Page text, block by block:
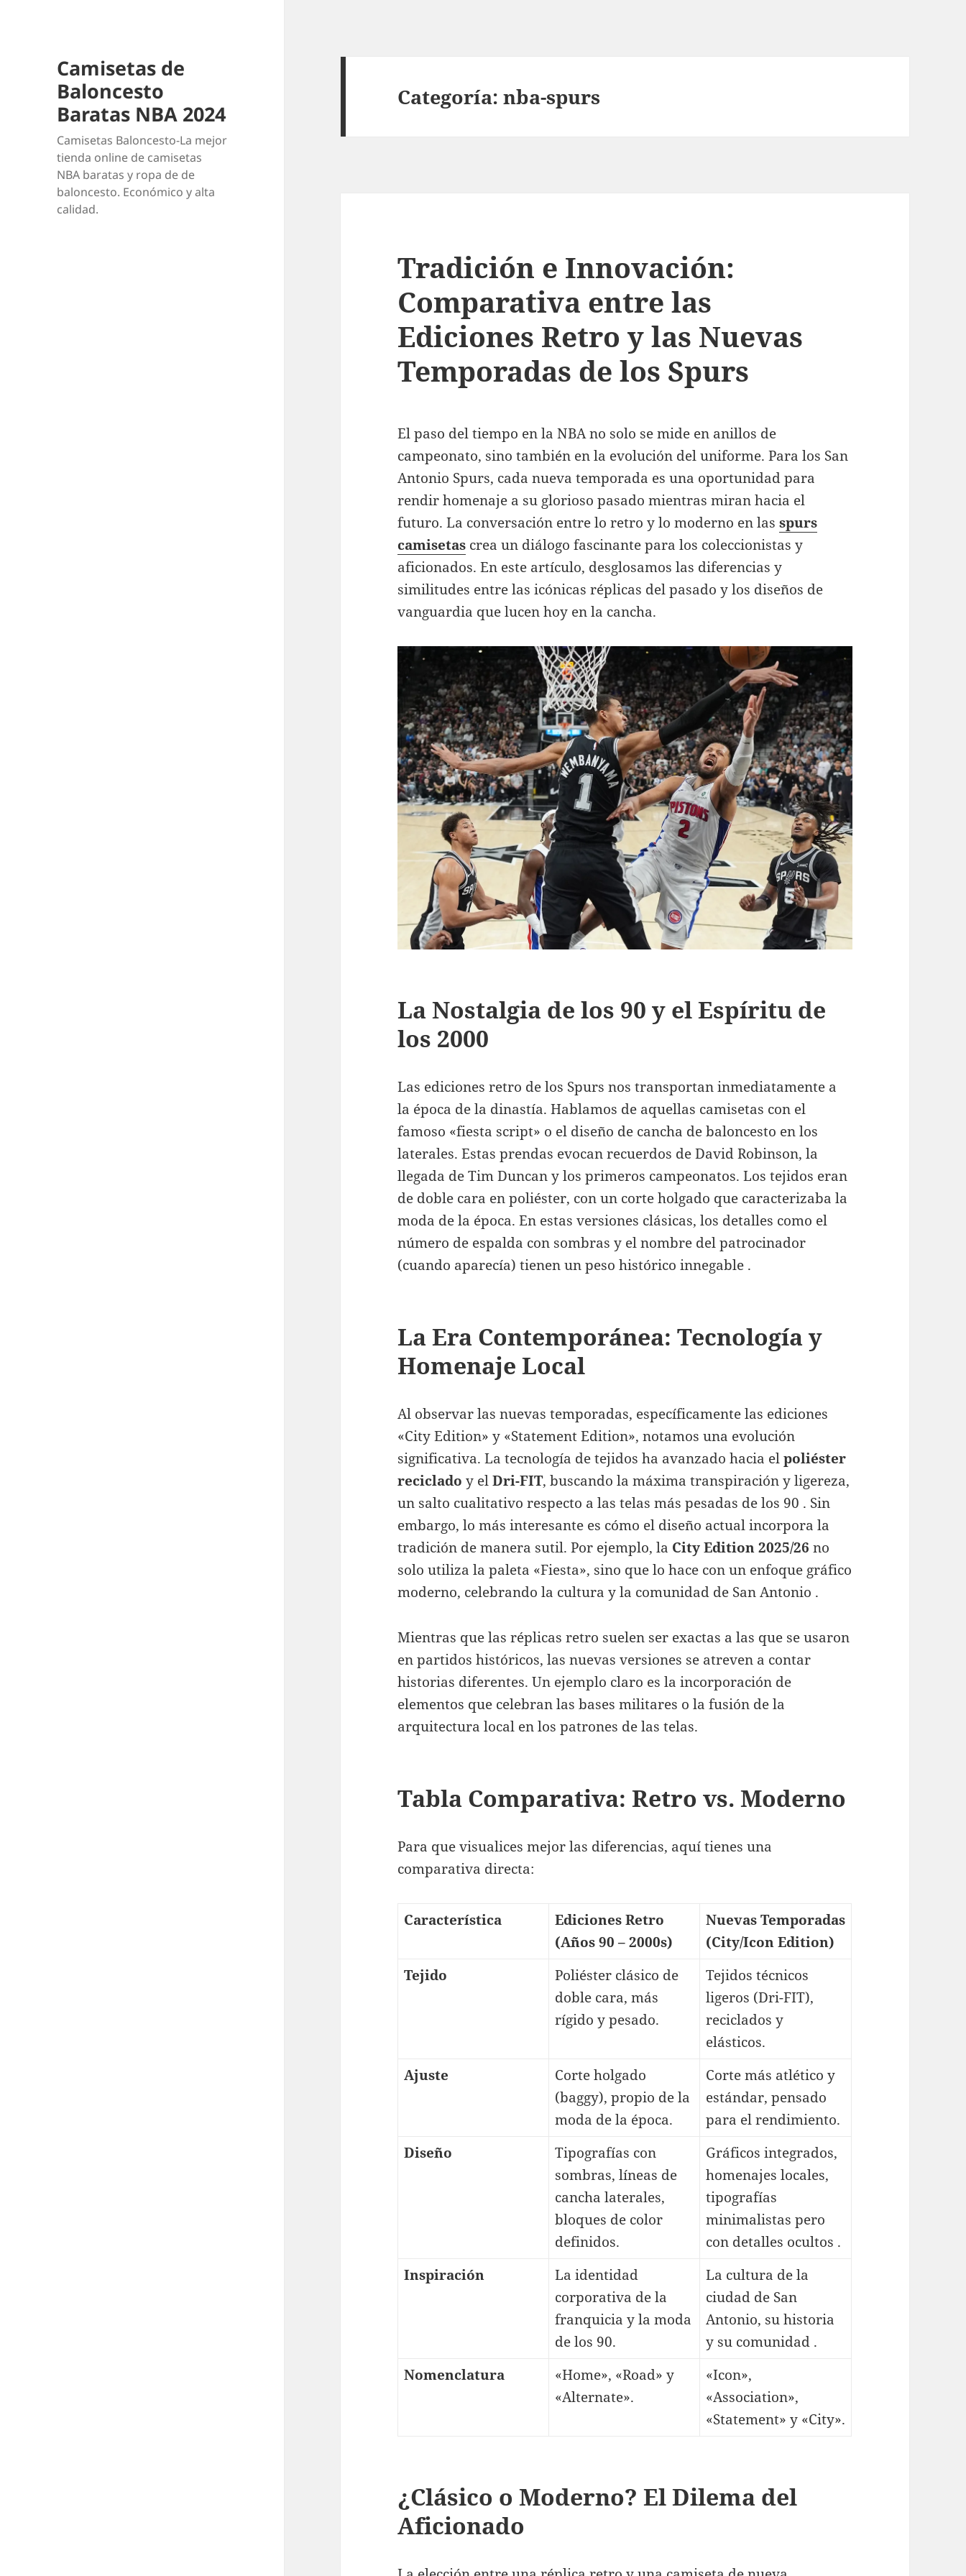
Camisetas de
Baloncesto
Baratas NBA 2024
Camisetas Baloncesto-La mejor
tienda online de camisetas
NBA baratas y ropa de de
baloncesto. Económico y alta
calidad.
Categoría:nba-spurs
Tradición e Innovación:
Comparativa entre las
Ediciones Retro y las Nuevas
Temporadas de los Spurs
El paso del tiempo en la NBA no solo se mide en anillos de
campeonato, sino también en la evolución del uniforme. Para los San
Antonio Spurs, cada nueva temporada es una oportunidad para
rendir homenaje a su glorioso pasado mientras miran hacia el
futuro. La conversación entre lo retro y lo moderno en lasspurs
camisetas crea un diálogo fascinante para los coleccionistas y
aficionados. En este artículo, desglosamos las diferencias y
similitudes entre las icónicas réplicas del pasado y los diseños de
vanguardia que lucen hoy en la cancha.
La Nostalgia de los 90 y el Espíritu de
los 2000
Las ediciones retro de los Spurs nos transportan inmediatamente a
la época de la dinastía. Hablamos de aquellas camisetas con el
famoso «fiesta script» o el diseño de cancha de baloncesto en los
laterales. Estas prendas evocan recuerdos de David Robinson, la
llegada de Tim Duncan y los primeros campeonatos. Los tejidos eran
de doble cara en poliéster, con un corte holgado que caracterizaba la
moda de la época. En estas versiones clásicas, los detalles como el
número de espalda con sombras y el nombre del patrocinador
(cuando aparecía) tienen un peso histórico innegable .
La Era Contemporánea: Tecnología y
Homenaje Local
Al observar las nuevas temporadas, específicamente las ediciones
«City Edition» y «Statement Edition», notamos una evolución
significativa. La tecnología de tejidos ha avanzado hacia elpoliéster
reciclado y elDri-FIT, buscando la máxima transpiración y ligereza,
un salto cualitativo respecto a las telas más pesadas de los 90 . Sin
embargo, lo más interesante es cómo el diseño actual incorpora la
tradición de manera sutil. Por ejemplo, la City Edition 2025/26 no
solo utiliza la paleta «Fiesta», sino que lo hace con un enfoque gráfico
moderno, celebrando la cultura y la comunidad de San Antonio .
Mientras que las réplicas retro suelen ser exactas a las que se usaron
en partidos históricos, las nuevas versiones se atreven a contar
historias diferentes. Un ejemplo claro es la incorporación de
elementos que celebran las bases militares o la fusión de la
arquitectura local en los patrones de las telas.
Tabla Comparativa: Retro vs. Moderno
Para que visualices mejor las diferencias, aquí tienes una
comparativa directa:
Característica
Ediciones Retro
(Años 90 – 2000s)
Nuevas Temporadas
(City/Icon Edition)
Tejido
Poliéster clásico de
doble cara, más
rígido y pesado.
Tejidos técnicos
ligeros (Dri-FIT),
reciclados y
elásticos.
Ajuste
Corte holgado
(baggy), propio de la
moda de la época.
Corte más atlético y
estándar, pensado
para el rendimiento.
Diseño
Tipografías con
sombras, líneas de
cancha laterales,
bloques de color
definidos.
Gráficos integrados,
homenajes locales,
tipografías
minimalistas pero
con detalles ocultos .
Inspiración
La identidad
corporativa de la
franquicia y la moda
de los 90.
La cultura de la
ciudad de San
Antonio, su historia
y su comunidad .
Nomenclatura
«Home», «Road» y
«Alternate».
«Icon»,
«Association»,
«Statement» y «City».
¿Clásico o Moderno? El Dilema del
Aficionado